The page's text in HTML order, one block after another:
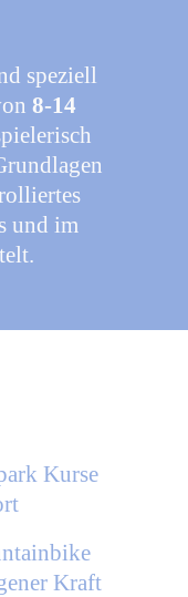
speziell
8-14
und im
Kurse
Kraft